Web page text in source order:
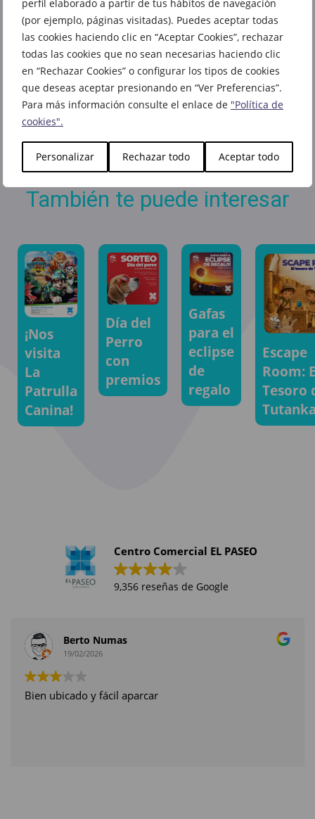
perfil elaborado a partir de tus hábitos de navegación
(por ejemplo, páginas visitadas). Puedes aceptar todas
las cookies haciendo clic en “Aceptar Cookies”, rechazar
todas las cookies que no sean necesarias haciendo clic
en “Rechazar Cookies” o configurar los tipos de cookies
que deseas aceptar presionando en “Ver Preferencias”.
Para más información consulte el enlace de "Política de
cookies".
Personalizar Rechazar todo Aceptar todo
También te puede interesar
¡Nos
visita
La
Patrulla
Canina!
Día del
Perro
con
premios
Gafas
para el
eclipse
de
regalo
Escape
Room:
Tesoro
Centro Comercial EL PASEO
9,356 reseñas de Google
Berto Numas
19/02/2026
Bien ubicado y fácil aparcar